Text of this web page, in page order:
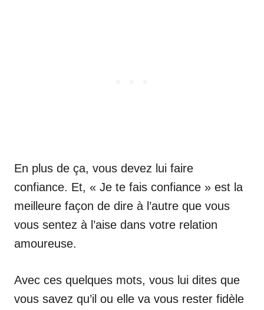
En plus de ça, vous devez lui faire
confiance. Et, « Je te fais confiance » est la
meilleure façon de dire à l’autre que vous
vous sentez à l’aise dans votre relation
amoureuse.
Avec ces quelques mots, vous lui dites que
vous savez qu’il ou elle va vous rester fidèle